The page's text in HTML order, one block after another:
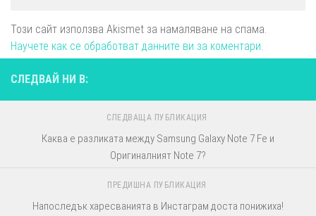
Този сайт използва Akismet за намаляване на спама.
Научете как се обработват данните ви за коментари.
СЛЕДВАЙ НИ В:
СЛЕДВАЩА ПУБЛИКАЦИЯ
Каква е разликата между Samsung Galaxy Note 7 Fe и
Оригиналният Note 7?
ПРЕДИШНА ПУБЛИКАЦИЯ
Напоследък харесванията в Инстаграм доста понижиха!